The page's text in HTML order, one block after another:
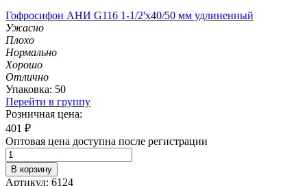
Гофросифон АНИ G116 1-1/2'х40/50 мм удлиненный
Ужасно
Плохо
Нормально
Хорошо
Отлично
Упаковка: 50
Перейти в группу
Розничная цена:
401 ₽
Оптовая цена доступна после регистрации
В корзину
Артикул: 6124